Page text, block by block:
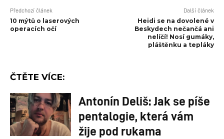
Předchozí článek
10 mýtů o laserových
operacích očí
Další článek
Heidi se na dovolené v
Beskydech nečančá ani
nelíčí! Nosí gumáky,
pláštěnku a tepláky
ČTĚTE VÍCE:
Antonín Deliš: Jak se píše
pentalogie, která vám
žije pod rukama